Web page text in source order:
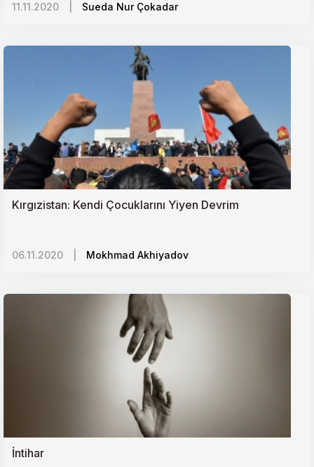
11.11.2020 Sueda Nur Çokadar
Kırgızistan: Kendi Çocuklarını Yiyen Devrim
06.11.2020 Mokhmad Akhiyadov
İntihar